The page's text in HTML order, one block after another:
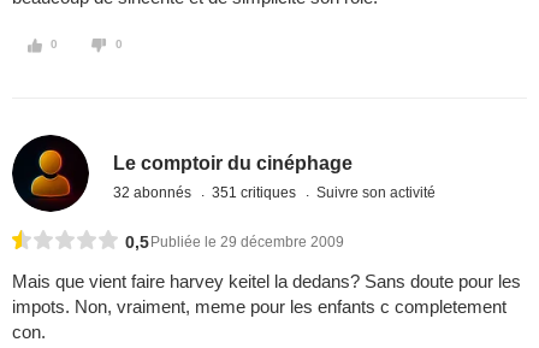
0 0
Le comptoir du cinéphage
32 abonnés 351 critiques Suivre son activité
0,5 Publiée le 29 décembre 2009
Mais que vient faire harvey keitel la dedans? Sans doute pour les
impots. Non, vraiment, meme pour les enfants c completement
con.